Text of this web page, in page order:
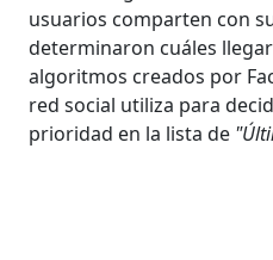
usuarios comparten con
determinaron cuáles
algoritmos creados por
red social utiliza para
prioridad en la lista de